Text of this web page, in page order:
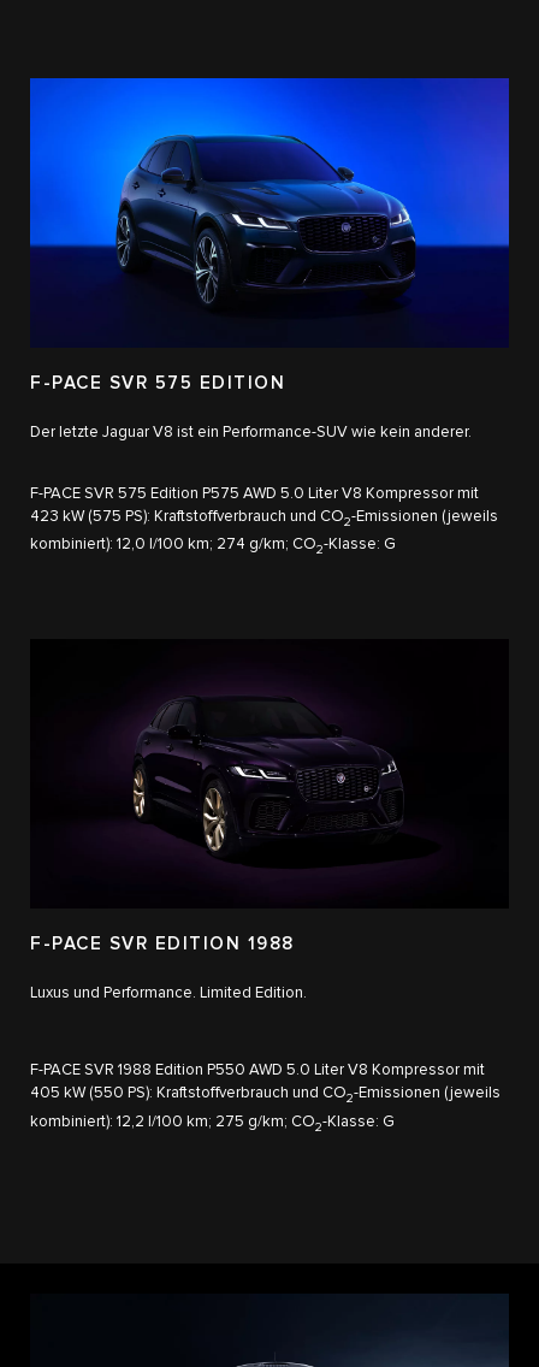
F-PACE SVR 575 EDITION
Der letzte Jaguar V8 ist ein Performance-SUV wie kein anderer.
F-PACE SVR 575 Edition P575 AWD 5.0 Liter V8 Kompressor mit
423 kW (575 PS): Kraftstoffverbrauch und CO2-Emissionen (jeweils
kombiniert): 12,0 l/100 km; 274 g/km; CO2-Klasse: G
F-PACE SVR EDITION 1988
Luxus und Performance. Limited Edition.
F-PACE SVR 1988 Edition P550 AWD 5.0 Liter V8 Kompressor mit
405 kW (550 PS): Kraftstoffverbrauch und CO2-Emissionen (jeweils
kombiniert): 12,2 l/100 km; 275 g/km; CO2-Klasse: G